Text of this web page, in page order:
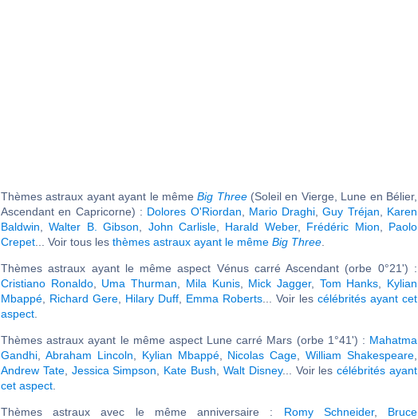
Thèmes astraux ayant ayant le mêmeBig Three(Soleil en Vierge, Lune en Bélier,
Ascendant en Capricorne) : Dolores O'Riordan Mario Draghi ,Guy Tréjan
Karen
Baldwin ,Walter B. Gibson John Carlisle Harald Weber, Frédéric Mion
Paolo
Crepet ... Voir tous les thèmes astraux ayant le même Big Three
Thèmes astraux ayant le même aspect Vénus carré Ascendant (orbe 0°21') :
Cristiano Ronaldo, Uma Thurman Mila Kunis, Mick Jagger, Tom Hanks
Kylian
Mbappé
Richard Gere Hilary Duff Emma Roberts ... Voir les célébrités ayant cet
aspect
Thèmes astraux ayant le même aspect Lune carré Mars (orbe 1°41') : Mahatma
Gandhi
Abraham Lincoln Kylian Mbappé, Nicolas Cage ,William Shakespeare
Andrew Tate, Jessica Simpson Kate Bush Walt Disney... Voir lescélébrités ayant
cet aspect
Thèmes astraux avec le même anniversaire : Romy Schneider, Bruce